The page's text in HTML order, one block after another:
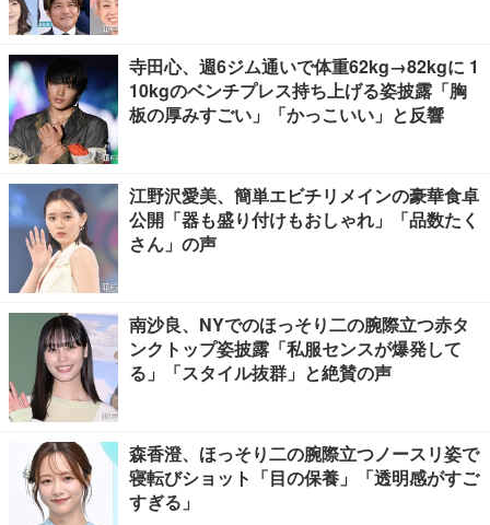
寺田心、週6ジム通いで体重62kg→82kgに 1
10kgのベンチプレス持ち上げる姿披露「胸
板の厚みすごい」「かっこいい」と反響
江野沢愛美、簡単エビチリメインの豪華食卓
公開「器も盛り付けもおしゃれ」「品数たく
さん」の声
南沙良、NYでのほっそり二の腕際立つ赤タ
ンクトップ姿披露「私服センスが爆発して
る」「スタイル抜群」と絶賛の声
森香澄、ほっそり二の腕際立つノースリ姿で
寝転びショット「目の保養」「透明感がすご
すぎる」